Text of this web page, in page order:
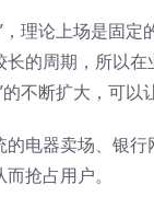
，理论上场是固
长的周期，所以
的不断扩大，可以
的电器卖场、银
抢占用户。